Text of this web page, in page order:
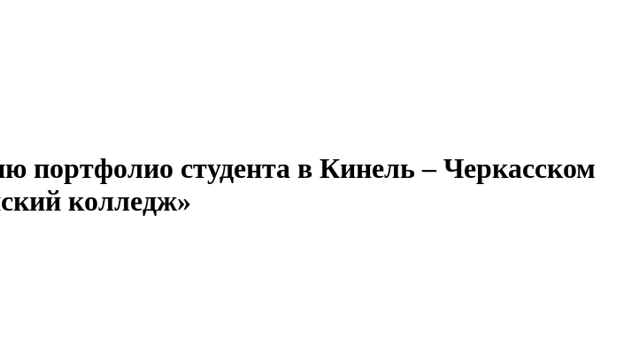
портфолио студента в Кинель – Черкасском
колледж»